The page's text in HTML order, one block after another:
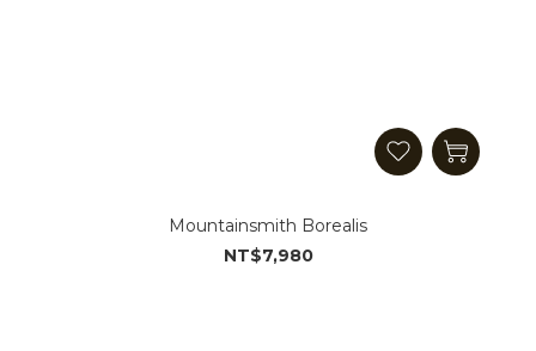
Mountainsmith Borealis
NT$7,980